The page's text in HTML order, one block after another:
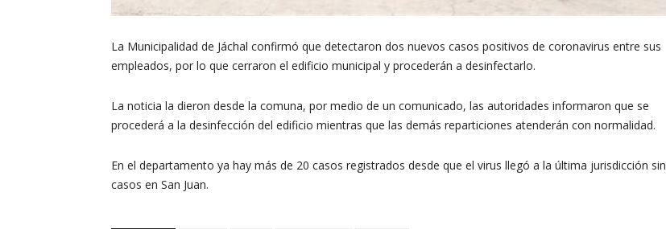
La Municipalidad de Jáchal confirmó que detectaron dos nuevos casos positivos de coronavirus entre sus
empleados, por lo que cerraron el edificio municipal y procederán a desinfectarlo.
La noticia la dieron desde la comuna, por medio de un comunicado, las autoridades informaron que se
procederá a la desinfección del edificio mientras que las demás reparticiones atenderán con normalidad.
En el departamento ya hay más de 20 casos registrados desde que el virus llegó a la última jurisdicción sin
casos en San Juan.